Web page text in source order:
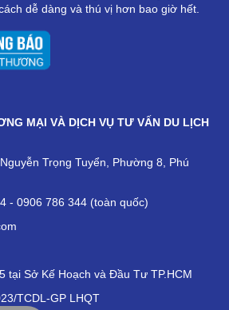
dễ dàng và thú vị hơn bao giờ hết.
MẠI VÀ DỊCH VỤ TƯ VẤN DU LỊCH
Trọng Tuyển, Phường 8, Phú
- 0906 786 344 (toàn quốc)
tại Sở Kế Hoạch và Đầu Tư TP.HCM
TCDL-GP LHQT